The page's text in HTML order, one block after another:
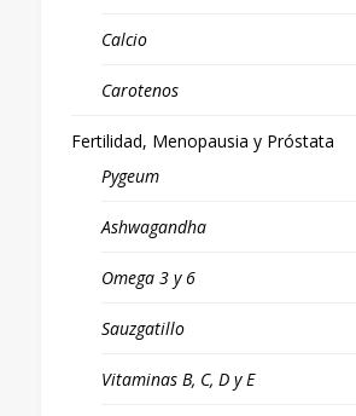
Calcio
Carotenos
Fertilidad, Menopausia y Próstata
Pygeum
Ashwagandha
Omega 3 y 6
Sauzgatillo
Vitaminas B, C, D y E